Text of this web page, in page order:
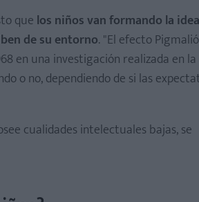
que los niños van formando la
de su entorno. "El efecto
en una investigación realizada en la
o no, dependiendo de si las
cualidades intelectuales bajas, se